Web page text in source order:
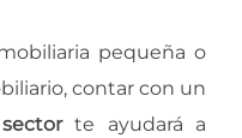
pequeña o
contar con un
te ayudará a